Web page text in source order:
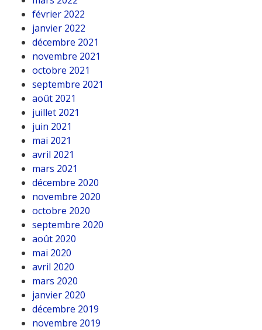
février 2022
janvier 2022
décembre 2021
novembre 2021
octobre 2021
septembre 2021
août 2021
juillet 2021
juin 2021
mai 2021
avril 2021
mars 2021
décembre 2020
novembre 2020
octobre 2020
septembre 2020
août 2020
mai 2020
avril 2020
mars 2020
janvier 2020
décembre 2019
novembre 2019